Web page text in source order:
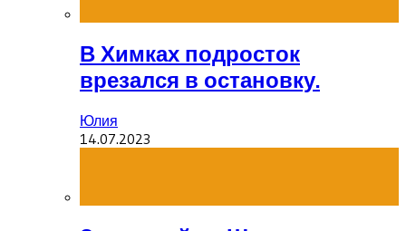
В Химках подросток
врезался в остановку.
Юлия
14.07.2023